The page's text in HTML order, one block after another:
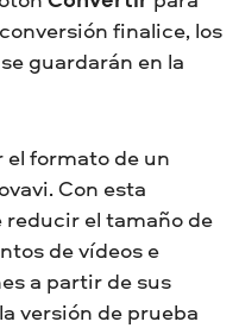
finalice, los
guardarán en la
el formato de un
Con esta
el tamaño de
de vídeos e
a partir de sus
versión de prueba